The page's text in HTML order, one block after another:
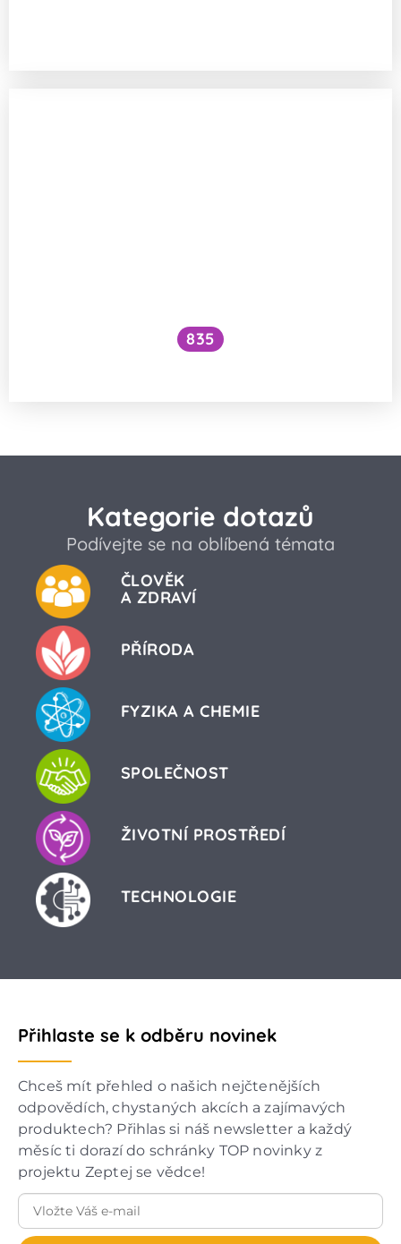
835
Kategorie dotazů
Podívejte se na oblíbená témata
ČLOVĚK
A ZDRAVÍ
PŘÍRODA
FYZIKA A CHEMIE
SPOLEČNOST
ŽIVOTNÍ PROSTŘEDÍ
TECHNOLOGIE
Přihlaste se k odběru novinek
Chceš mít přehled o našich nejčtenějších
odpovědích, chystaných akcích a zajímavých
produktech? Přihlas si náš newsletter a každý
měsíc ti dorazí do schránky TOP novinky z
projektu Zeptej se vědce!